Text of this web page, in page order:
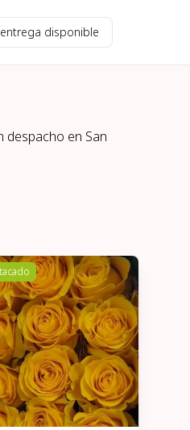
disponible
despacho en San